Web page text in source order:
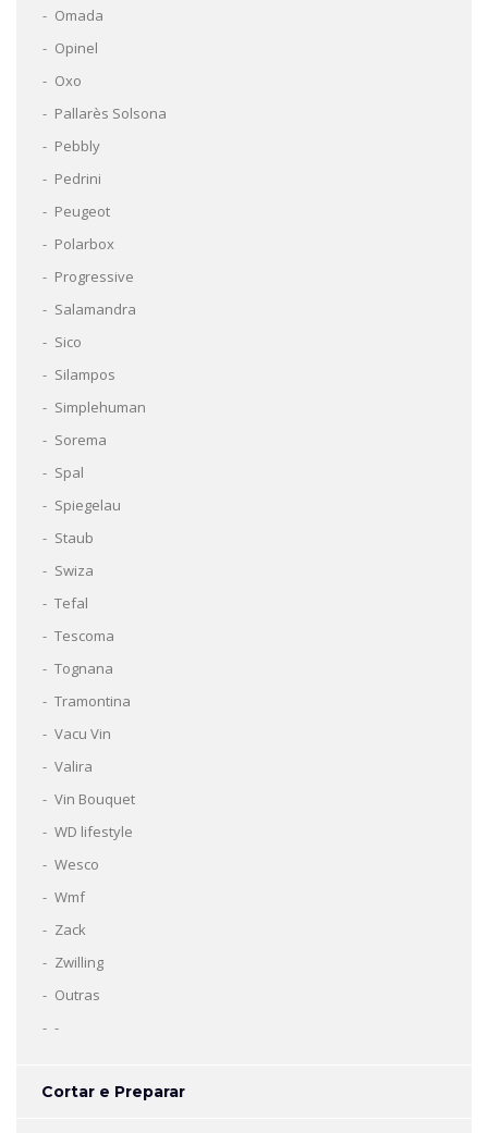
Omada
Opinel
Oxo
Pallarès Solsona
Pebbly
Pedrini
Peugeot
Polarbox
Progressive
Salamandra
Sico
Silampos
Simplehuman
Sorema
Spal
Spiegelau
Staub
Swiza
Tefal
Tescoma
Tognana
Tramontina
Vacu Vin
Valira
Vin Bouquet
WD lifestyle
Wesco
Wmf
Zack
Zwilling
Outras
-
Cortar e Preparar